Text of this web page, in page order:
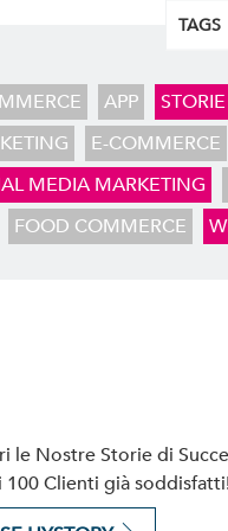
TAGS
APP
E-COMMERCE
MEDIA MARKETING
FOOD COMMERCE
le Nostre Storie di
100 Clienti già